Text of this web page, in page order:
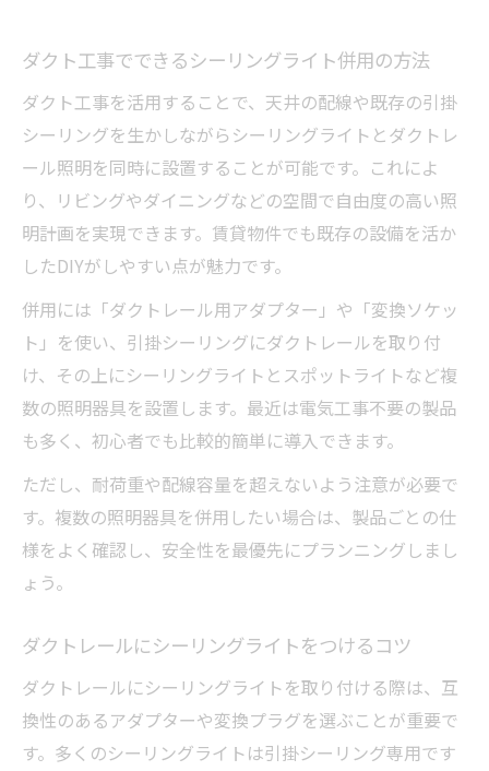
ダクト工事でできるシーリングライト併用の方法
ダクト工事を活用することで、天井の配線や既存の引掛
シーリングを生かしながらシーリングライトとダクトレ
ール照明を同時に設置することが可能です。これによ
り、リビングやダイニングなどの空間で自由度の高い照
明計画を実現できます。賃貸物件でも既存の設備を活か
したDIYがしやすい点が魅力です。
併用には「ダクトレール用アダプター」や「変換ソケッ
ト」を使い、引掛シーリングにダクトレールを取り付
け、その上にシーリングライトとスポットライトなど複
数の照明器具を設置します。最近は電気工事不要の製品
も多く、初心者でも比較的簡単に導入できます。
ただし、耐荷重や配線容量を超えないよう注意が必要で
す。複数の照明器具を併用したい場合は、製品ごとの仕
様をよく確認し、安全性を最優先にプランニングしまし
ょう。
ダクトレールにシーリングライトをつけるコツ
ダクトレールにシーリングライトを取り付ける際は、互
換性のあるアダプターや変換プラグを選ぶことが重要で
す。多くのシーリングライトは引掛シーリング専用です